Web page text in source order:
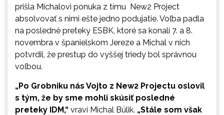
prišla Michalovi ponuka z tímu New2 Project
absolvovať s nimi ešte jedno podujatie. Voľba padla
na posledné preteky ESBK, ktoré sa konali 7. a 8.
novembra v španielskom Jereze a Michal v nich
potvrdil, že prestup do vyššej triedy bol správnou
voľbou.
„Po Grobniku nás Vojto z New2 Projectu oslovil
s tým, že by sme mohli skúsiť posledné
preteky IDM,“ vraví Michal Búlik. „Stále som však